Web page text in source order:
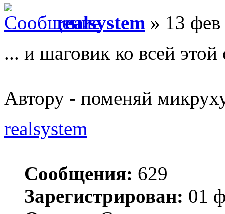
realsystem » 13
... и шаговик ко всей
Автору - поменяй
realsystem
Сообщения: 629
Зарегистрирован: 01